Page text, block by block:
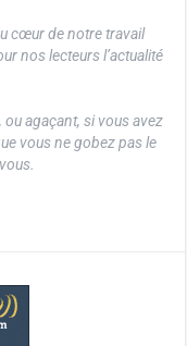
cœur de notre travail
nos lecteurs l’actualité
agaçant, si vous avez
vous ne gobez pas le